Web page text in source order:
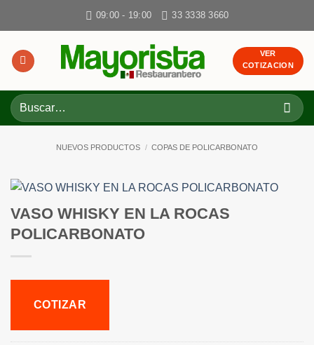
09:00 - 19:00 33 3338 3660
VER
COTIZACION
Buscar
por:
NUEVOS PRODUCTOS / COPAS DE POLICARBONATO
VASO WHISKY EN LA ROCAS
POLICARBONATO
COTIZAR